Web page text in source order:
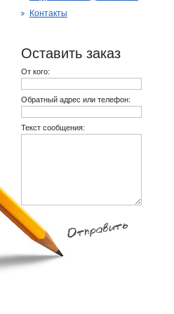
Контакты
Оставить заказ
От кого:
Обратный адрес или телефон:
Текст сообщения: